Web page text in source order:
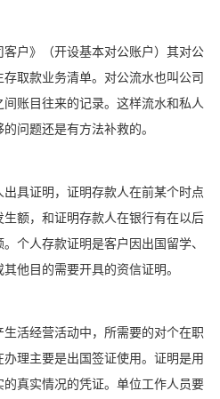
户》（开设基本对公账户）其对公
取款业务清单。对公流水也叫公司
账目往来的记录。这样流水和私人
问题还是有方法补救的。
具证明，证明存款人在前某个时点
额，和证明存款人在银行有在以后
个人存款证明是客户因出国留学、
他目的需要开具的资信证明。
活经营活动中，所需要的对个在职
理主要是出国签证使用。证明是用
真实情况的凭证。单位工作人员要